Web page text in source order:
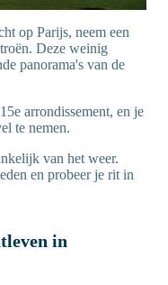
op Parijs, neem een
Deze weinig
panorama's van de
arrondissement, en je
te nemen.
van het weer.
en probeer je rit in
in